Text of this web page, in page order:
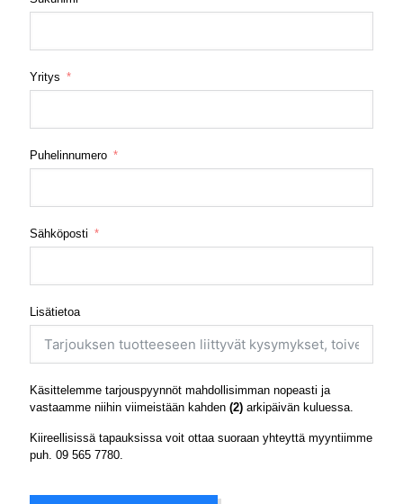
Yritys
Puhelinnumero
Sähköposti
Lisätietoa
Käsittelemme tarjouspyynnöt mahdollisimman nopeasti ja
vastaamme niihin viimeistään kahden (2) arkipäivän kuluessa.
Kiireellisissä tapauksissa voit ottaa suoraan yhteyttä myyntiimme
puh. 09 565 7780